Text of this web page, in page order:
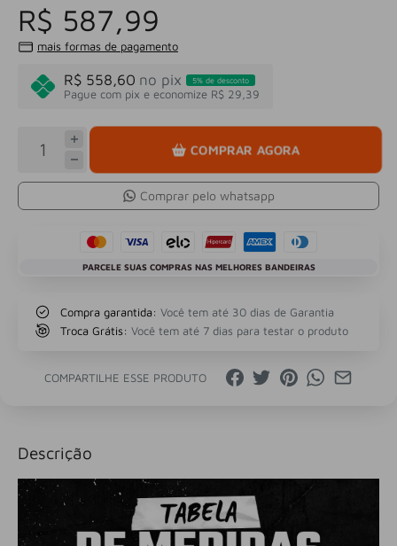
R$ 587,99
mais formas de pagamento
R$ 558,60 no pix 5% de desconto
Pague com pix e economize R$ 29,39
COMPRAR AGORA
Comprar pelo whatsapp
PARCELE SUAS COMPRAS NAS MELHORES BANDEIRAS
Compra garantida: Você tem até 30 dias de Garantia
Troca Grátis: Você tem até 7 dias para testar o produto
COMPARTILHE ESSE PRODUTO
Descrição